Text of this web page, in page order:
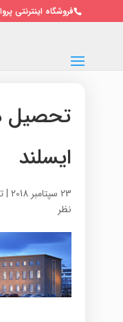
فروشگاه اینترنتی پرواز 09128501125 /
تحصیل
ایسلند
23 سپتامبر 2018 |
نظر